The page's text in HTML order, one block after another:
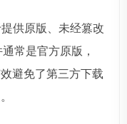
供原版、未经篡改
常是官方原版，
避免了第三方下载